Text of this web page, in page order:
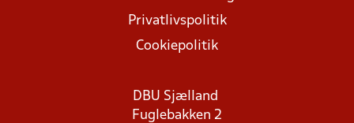
Privatlivspolitik
Cookiepolitik
DBU Sjælland
Fuglebakken 2